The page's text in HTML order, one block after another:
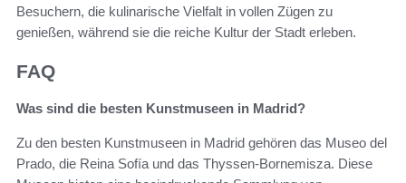
Besuchern, die kulinarische Vielfalt in vollen Zügen zu
genießen, während sie die reiche Kultur der Stadt erleben.
FAQ
Was sind die besten Kunstmuseen in Madrid?
Zu den besten Kunstmuseen in Madrid gehören das Museo del
Prado, die Reina Sofía und das Thyssen-Bornemisza. Diese